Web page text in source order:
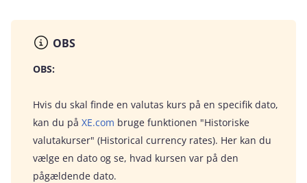
OBS
OBS:
Hvis du skal finde en valutas kurs på en specifik dato,
kan du på XE.com bruge funktionen "Historiske
valutakurser" (Historical currency rates). Her kan du
vælge en dato og se, hvad kursen var på den
pågældende dato.